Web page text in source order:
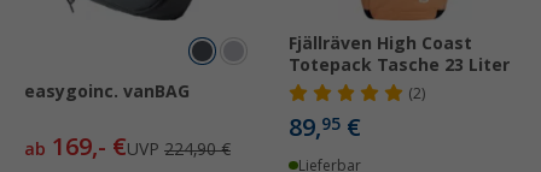
easygoinc. vanBAG
ab 169,- €UVP 224,90 €
Fjällräven High Coast
Totepack Tasche 23 Liter
(2)
89,95 €
Lieferbar